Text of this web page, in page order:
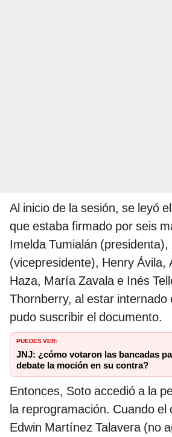
Al inicio de la sesión, se leyó
que estaba firmado por seis
Imelda Tumialán (presidenta),
(vicepresidente), Henry Ávila,
Haza, María Zavala e Inés
Thornberry, al estar internado
pudo suscribir el documento.
PUEDES VER:
JNJ: ¿cómo votaron las bancadas
debate la moción en su contra?
Entonces, Soto accedió a la
la reprogramación. Cuando el
Edwin Martínez Talavera (no